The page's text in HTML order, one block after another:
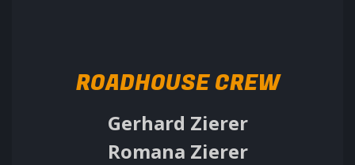
ROADHOUSE CREW
Gerhard Zierer
Romana Zierer